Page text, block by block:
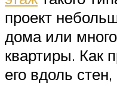
проект
дома или
квартиры. Как
его вдоль